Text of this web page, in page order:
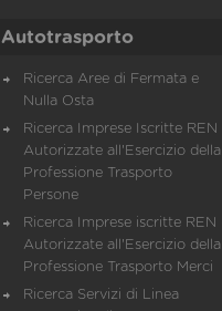
Autotrasporto
Ricerca Aree di Fermata e
Nulla Osta
Ricerca Imprese Iscritte REN
Autorizzate all'Esercizio della
Professione Trasporto
Persone
Ricerca Imprese iscritte REN
Autorizzate all'Esercizio della
Professione Trasporto Merci
Ricerca Servizi di Linea